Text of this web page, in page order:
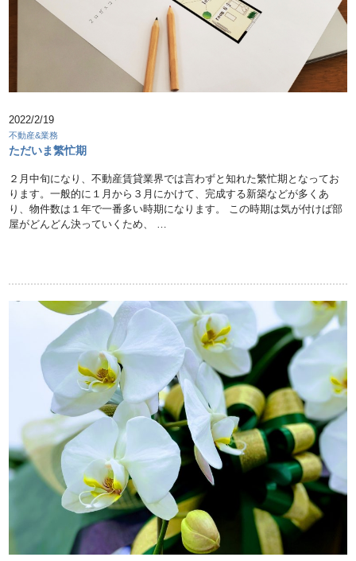
2022/2/19
不動産&業務
ただいま繁忙期
２月中旬になり、不動産賃貸業界では言わずと知れた繁忙期となってお
ります。一般的に１月から３月にかけて、完成する新築などが多くあ
り、物件数は１年で一番多い時期になります。 この時期は気が付けば部
屋がどんどん決っていくため、 …